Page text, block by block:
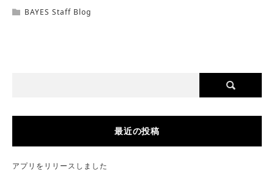
BAYES Staff Blog
最近の投稿
アプリをリリースしました